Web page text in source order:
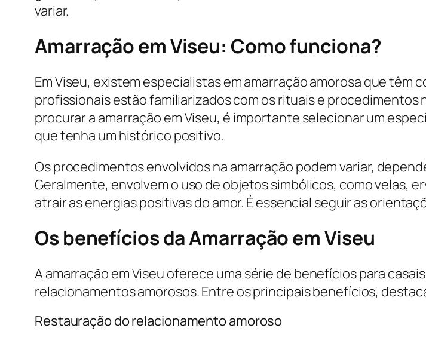
variar.
Amarração em Viseu: Como funciona?
Em Viseu, existem especialistas em amarração amorosa que
profissionais estão familiarizados com os rituais e procedimentos
procurar a amarração em Viseu, é importante selecionar um
que tenha um histórico positivo.
Os procedimentos envolvidos na amarração podem variar,
Geralmente, envolvem o uso de objetos simbólicos, como velas,
atrair as energias positivas do amor. É essencial seguir as
Os benefícios da Amarração em Viseu
A amarração em Viseu oferece uma série de benefícios para
relacionamentos amorosos. Entre os principais benefícios,
Restauração do relacionamento amoroso